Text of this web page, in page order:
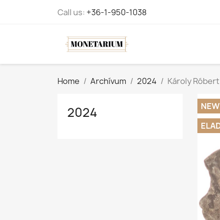
Call us: +36-1-950-1038
Home Archívum 2024 Károly Róbert
2024
NEW